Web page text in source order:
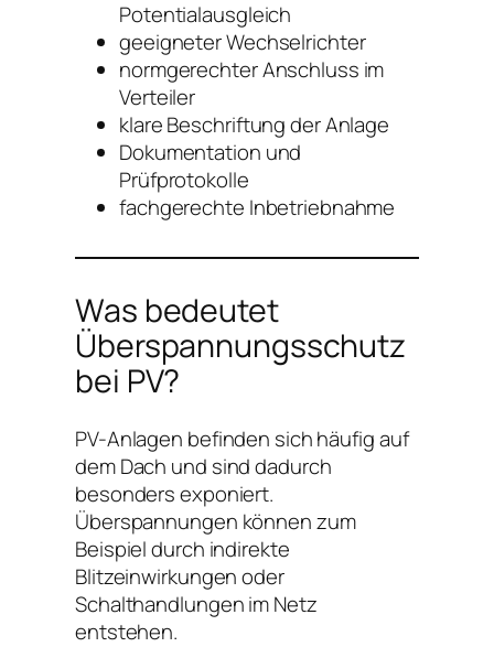
Potentialausgleich
geeigneter Wechselrichter
normgerechter Anschluss im
Verteiler
klare Beschriftung der Anlage
Dokumentation und
Prüfprotokolle
fachgerechte Inbetriebnahme
Was bedeutet
Überspannungsschutz
bei PV?
PV-Anlagen befinden sich häufig auf
dem Dach und sind dadurch
besonders exponiert.
Überspannungen können zum
Beispiel durch indirekte
Blitzeinwirkungen oder
Schalthandlungen im Netz
entstehen.